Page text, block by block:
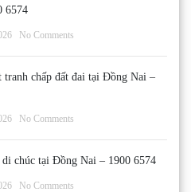
6574
No Comments
chấp đất đai tại Đồng Nai –
No Comments
di chúc tại Đồng Nai – 1900 6574
No Comments